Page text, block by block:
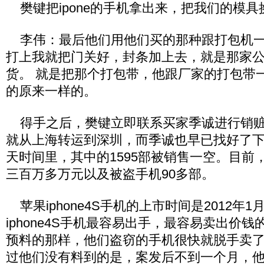
樊键把ipone的手机拿出来，把我们的模具
李伟：最后他们用他们买的那种跟打包机
打上我就把门关好，封条加上去，就是那家
货。 就是把那个打包带，他跟厂家的打包带
的原来一样的。
得手之后，樊键立即联系买家季诚进行销
就从上海转运到深圳，而季诚也早已找好了
天时间里，其中的1595部被销售一空。目前
三百万多万元以及被盗手机90多部。
苹果iphone4S手机的上市时间是2012年1
iphone4S手机最容易出手，最容易卖出价钱
预料的那样，他们盗窃的手机很快就脱手卖
过他们没有料到的是，案发后不到一个月，